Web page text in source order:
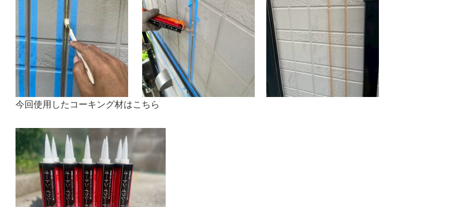
今回使用したコーキング材はこちら